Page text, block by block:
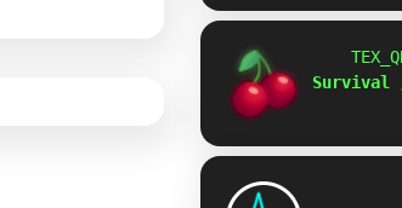
Survival